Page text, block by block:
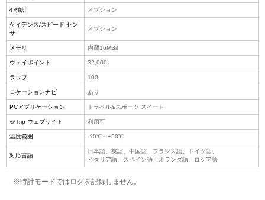
心拍計 オプション
ケイデンス/スピード セン
サ
オプション
メモリ 内蔵16MBit
ウェイポイント 32,000
ラップ 100
ロケーションナビ あり
PCアプリケーション トラベル&スポーツ スイート
＠Trip ウェブサイト 利用可
温度範囲 -10℃～+50℃
対応言語
日本語、英語、中国語、フランス語、ドイツ語、
イタリア語、スペイン語、オランダ語、ロシア語
※時計モードではログを記録しません。